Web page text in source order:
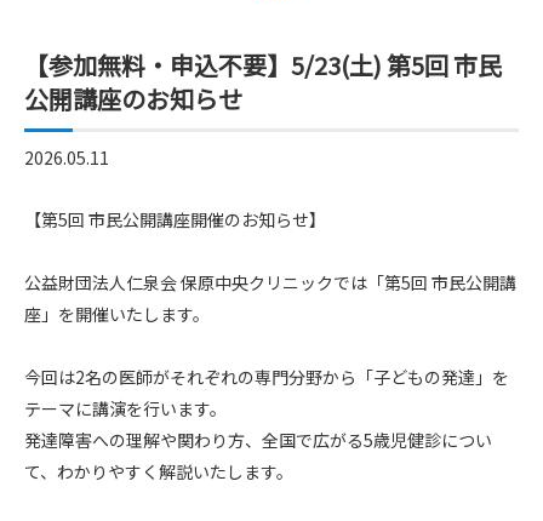
【参加無料・申込不要】5/23(土) 第5回 市民
公開講座のお知らせ
2026.05.11
【第5回 市民公開講座開催のお知らせ】
公益財団法人仁泉会 保原中央クリニックでは「第5回 市民公開講
座」を開催いたします。
今回は2名の医師がそれぞれの専門分野から「子どもの発達」を
テーマに講演を行います。
発達障害への理解や関わり方、全国で広がる5歳児健診につい
て、わかりやすく解説いたします。